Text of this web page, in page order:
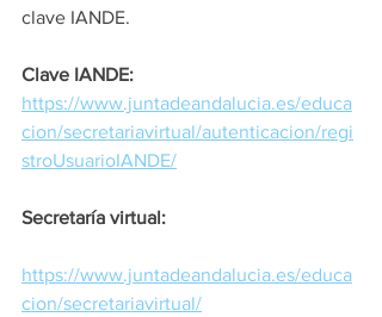
clave IANDE.
Clave IANDE:
https://www.juntadeandalucia.es/educa
cion/secretariavirtual/autenticacion/regi
stroUsuarioIANDE/
Secretaría virtual:
https://www.juntadeandalucia.es/educa
cion/secretariavirtual/